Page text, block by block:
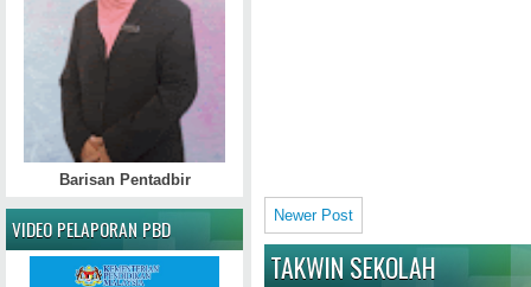
Newer Post
TAKWIN SEKOLAH
Barisan Pentadbir
VIDEO PELAPORAN PBD